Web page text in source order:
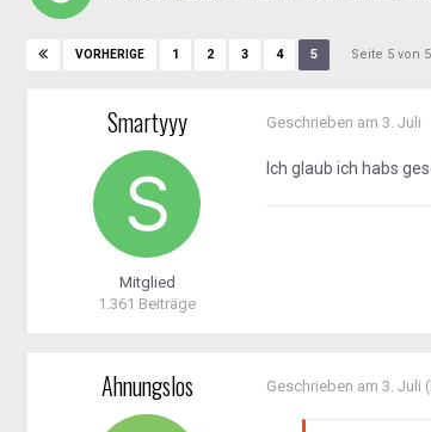
VORHERIGE 1 2 3 4 5 Seite 5 von 5
Smartyyy
Mitglied
1.361 Beiträge
Geschrieben am 3. Juli
Ich glaub ich habs
Ahnungslos Geschrieben am 3. Juli